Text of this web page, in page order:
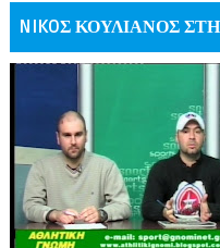
NIKOΣ ΚΟΥΛΙΑΝΟΣ